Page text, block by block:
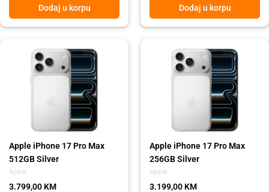
Dodaj u korpu Dodaj u korpu
Apple
Apple iPhone 17 Pro Max
512GB Silver
3.799,00 KM
Apple
Apple iPhone 17 Pro Max
256GB Silver
3.199,00 KM